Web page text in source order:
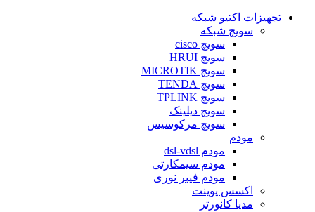
تجهیزات اکتیو شبکه
سویچ شبکه
سویچ cisco
سویچ HRUI
سویچ MICROTIK
سویچ TENDA
سویچ TPLINK
سویچ دیلینک
سویچ مرکوسیس
مودم
مودم dsl-vdsl
مودم سیمکارتی
مودم فیبر نوری
اکسس پوینت
مدیا کانورتر